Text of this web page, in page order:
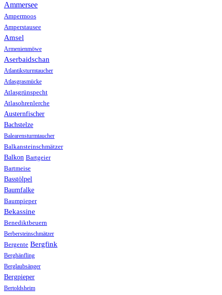
Ammersee
Ampermoos
Amperstausee
Amsel
Armenienmöwe
Aserbaidschan
Atlantiksturmtaucher
Atlasgrasmücke
Atlasgrünspecht
Atlasohrenlerche
Austernfischer
Bachstelze
Balearensturmtaucher
Balkansteinschmätzer
Balkon Bartgeier
Bartmeise
Basstölpel
Baumfalke
Baumpieper
Bekassine
Benediktbeuern
Berbersteinschmätzer
Bergente Bergfink
Berghänfling
Berglaubsänger
Bergpieper
Bertoldsheim